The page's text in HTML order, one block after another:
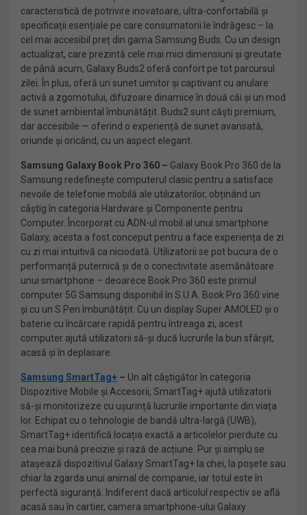
caracteristică de potrivire inovatoare, ultra-confortabilă și
specificații esențiale pe care consumatorii le îndrăgesc – la
cel mai accesibil preț din gama Samsung Buds. Cu un design
actualizat, care prezintă cele mai mici dimensiuni și greutate
de până acum, Galaxy Buds2 oferă confort pe tot parcursul
zilei. În plus, oferă un sunet uimitor și captivant cu anulare
activă a zgomotului, difuzoare dinamice în două căi și un mod
de sunet ambiental îmbunătățit. Buds2 sunt căști premium,
dar accesibile — oferind o experiență de sunet avansată,
oriunde și oricând, cu un aspect elegant.
Samsung Galaxy Book Pro 360 – Galaxy Book Pro 360 de la
Samsung redefinește computerul clasic pentru a satisface
nevoile de telefonie mobilă ale utilizatorilor, obținând un
câștig în categoria Hardware și Componente pentru
Computer. Încorporat cu ADN-ul mobil al unui smartphone
Galaxy, acesta a fost conceput pentru a face experiența de zi
cu zi mai intuitivă ca niciodată. Utilizatorii se pot bucura de o
performanță puternică și de o conectivitate asemănătoare
unui smartphone – deoarece Book Pro 360 este primul
computer 5G Samsung disponibil în S.U.A. Book Pro 360 vine
și cu un S Pen îmbunătățit. Cu un display Super AMOLED și o
baterie cu încărcare rapidă pentru întreaga zi, acest
computer ajută utilizatorii să-și ducă lucrurile la bun sfârșit,
acasă și în deplasare.
Samsung SmartTag+ – Un alt câștigător în categoria
Dispozitive Mobile și Accesorii, SmartTag+ ajută utilizatorii
să-și monitorizeze cu ușurință lucrurile importante din viața
lor. Echipat cu o tehnologie de bandă ultra-largă (UWB),
SmartTag+ identifică locația exactă a articolelor pierdute cu
cea mai bună precizie și rază de acțiune. Pur și simplu se
atașează dispozitivul Galaxy SmartTag+ la chei, la poșete sau
chiar la zgarda unui animal de companie, iar totul este în
perfectă siguranță. Indiferent dacă articolul respectiv se află
acasă sau în cartier, camera smartphone-ului Galaxy